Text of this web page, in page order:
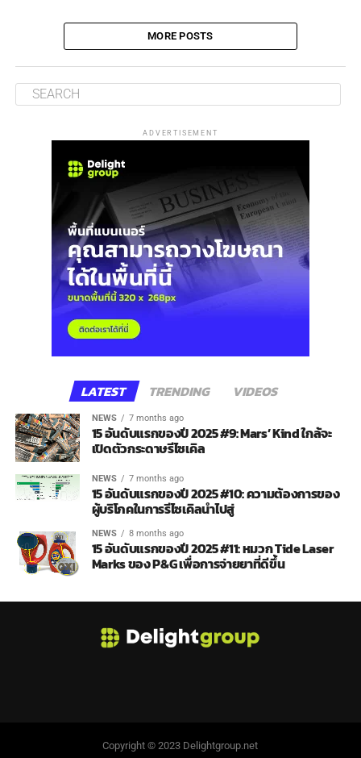
MORE POSTS
ADVERTISEMENT
LATEST TRENDING VIDEOS
NEWS 7 months ago
15 อันดับแรกของปี 2025 #9: Mars’ Kind ใกล้จะ
เปิดตัวกระดาษรีไซเคิล
NEWS 7 months ago
15 อันดับแรกของปี 2025 #10: ความต้องการของ
ผู้บริโภคในการรีไซเคิลนำไปสู่
NEWS 8 months ago
15 อันดับแรกของปี 2025 #11: หมวก Tide Laser
Marks ของ P&G เพื่อการจ่ายยาที่ดีขึ้น
Copyright © 2023 Delightgroup.net